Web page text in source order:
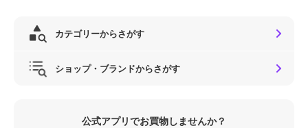
カテゴリーからさがす
ショップ・ブランドからさがす
公式アプリでお買物しませんか？